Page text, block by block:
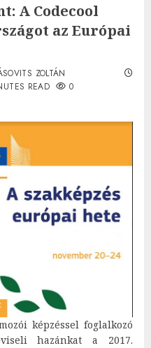
A Codecool
az Európai
ZOLTÁN
READ 0
képzéssel foglalkozó
hazánkat a 2017.